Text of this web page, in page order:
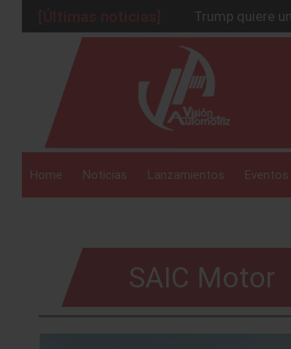
[Últimas noticias]
Trump quiere
Olinia: el auto
Toyota y
MG Motor
Premia la milla
Home Noticias Lanzamientos Eventos
SAIC Motor